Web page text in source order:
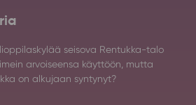
seisova Rentukka-talo
arvoiseensa käyttöön, mutta
on alkujaan syntynyt?